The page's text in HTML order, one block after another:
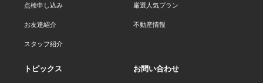
点検申し込み
お友達紹介
スタッフ紹介
厳選人気プラン
不動産情報
トピックス お問い合わせ